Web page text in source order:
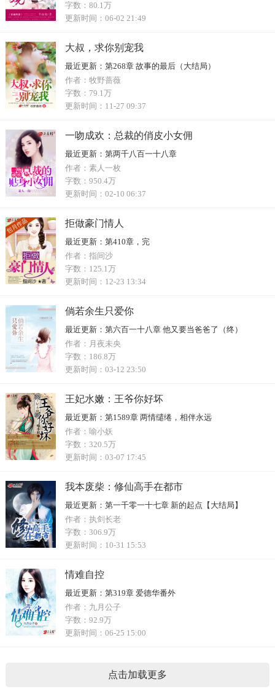
字数： 80.1万
更新时间： 06-02 21:49
大叔，求你别宠我
最近更新： 第268章 故事的最后（大结局）
作者： 牧野蔷薇
字数： 79.1万
更新时间： 11-27 09:37
一吻成欢：总裁的俏皮小女佣
最近更新： 第两千八百一十八章
作者： 素人一枚
字数： 950.4万
更新时间： 02-10 06:37
拒做豪门情人
最近更新： 第410章，完
作者： 指间沙
字数： 125.1万
更新时间： 12-23 13:34
倘若余生只爱你
最近更新： 第六百一十八章 他又要当爸爸了（终）
作者： 月夜未央
字数： 186.8万
更新时间： 03-12 23:50
王妃水嫩：王爷你好坏
最近更新： 第1589章 两情缱绻，相伴永远
作者： 喻小妖
字数： 320.5万
更新时间： 03-07 17:45
我本废柴：修仙高手在都市
最近更新： 第一千零一十七章 新的起点【大结局】
作者： 执剑长老
字数： 306.9万
更新时间： 10-31 15:53
情难自控
最近更新： 第319章 爱德华番外
作者： 九月公子
字数： 92.9万
更新时间： 06-25 15:00
点击加载更多